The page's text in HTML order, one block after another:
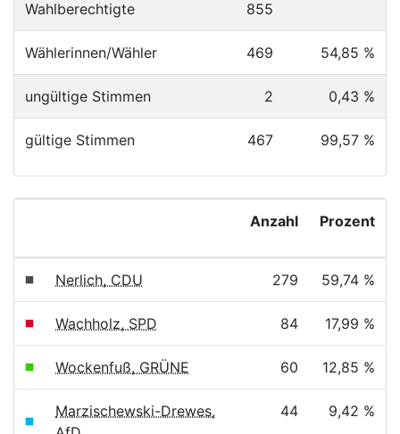
Wahlberechtigte 855
Wählerinnen/Wähler 469 54,85 %
ungültige Stimmen 2 0,43 %
gültige Stimmen 467 99,57 %
Anzahl Prozent
Nerlich, CDU 279 59,74 %
Wachholz, SPD 84 17,99 %
Wockenfuß, GRÜNE 60 12,85 %
Marzischewski-Drewes,
44 9,42 %